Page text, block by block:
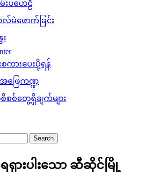
းပဟေဠိ
လ်မဲဖောက်ခြင်း
ကားပေးပို့ရန်
ဖြေကဏ္ဍ
စစ်တွေ့ရှိချက်များ
ားပါးသော ဆီဆိုင်မြို့